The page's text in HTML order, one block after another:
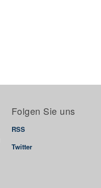
Folgen Sie uns
RSS
Twitter